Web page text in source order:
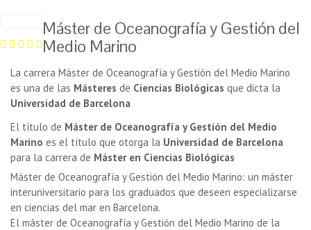
Máster de Oceanografía y Gestión del
Medio Marino
La carrera Máster de Oceanografía y Gestión del Medio Marino
es una de las Másteres de Ciencias Biológicas que dicta la
Universidad de Barcelona
El título de Máster de Oceanografía y Gestión del Medio
Marino es el título que otorga la Universidad de Barcelona
para la carrera de Máster en Ciencias Biológicas
Máster de Oceanografía y Gestión del Medio Marino: un máster
interuniversitario para los graduados que deseen especializarse
en ciencias del mar en Barcelona.
El máster de Oceanografía y Gestión del Medio Marino de la